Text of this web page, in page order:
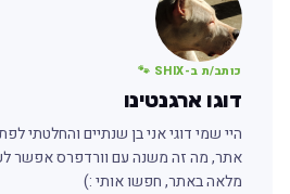
כותב/ת ב-SHIX 🐾
דוגו ארגנטינו
היי שמי דוגי אני בן שנתיים והחלטתי
אתר, מה זה משנה עם וורדפרס אפשר
מלאה באתר, חפשו אותי :)